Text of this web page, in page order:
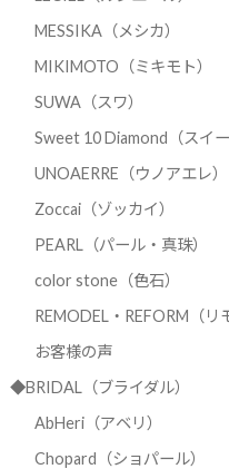
MESSIKA（メシカ）
MIKIMOTO（ミキモト）
SUWA（スワ）
Sweet 10 Diamond（スイ
UNOAERRE（ウノアエレ）
Zoccai（ゾッカイ）
PEARL（パール・真珠）
color stone（色石）
REMODEL・REFORM（
お客様の声
◆BRIDAL（ブライダル）
AbHeri（アベリ）
Chopard（ショパール）